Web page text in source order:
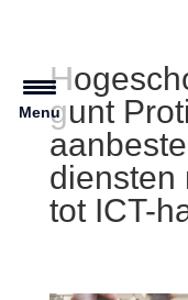
gunt
diensten
tot ICT-
Menu